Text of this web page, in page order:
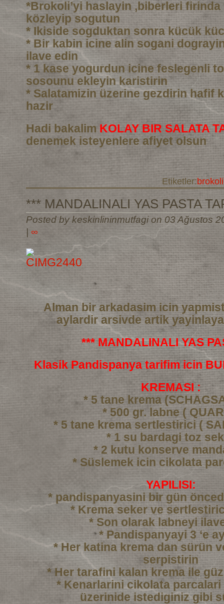
*Brokoli’yi haslayin ,biberleri firinda
közleyip sogutun
* Ikiside sogduktan sonra kücük
* Bir kabin icine alin sogani
ilave edin
* 1 kase yogurdun icine feslegenli
sosounu ekleyin karistirin
* Salatamizin üzerine gezdirin hafif
hazir
Hadi bakalim KOLAY BIR SALATA
denemek isteyenlere afiyet olsun
Etiketler:brokoli
*** MANDALINALI YAS PASTA
Posted by keskinlininmutfagi on 03 Ağustos
∞
Alman bir arkadasim icin
aylardir arsivde artik
*** MANDALINALI YAS
Klasik Pandispanya tarifim icin
KREMASI :
* 5 tane krema
* 500 gr. labne (
* 5 tane krema sertlestirici (
* 1 su bardagi toz
* 2 kutu konserve
* Süslemek icin cikolata
YAPILISI:
* pandispanyasini bir gün
* Krema seker ve
* Son olarak labneyi
* Pandispanyayi 3 ‘e
* Her katina krema dan sürün
serpistirin
* Her tarafini kalan krema ile
* Kenarlarini cikolata
üzerinide istediginiz gibi